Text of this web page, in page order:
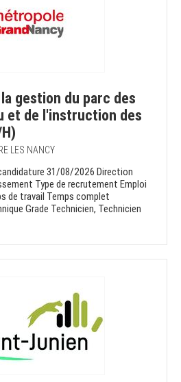
gestion du parc des
et de l'instruction des
LES NANCY
31/08/2026 Direction
Type de recrutement Emploi
de travail Temps complet
Grade Technicien, Technicien